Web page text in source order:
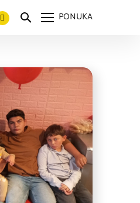
PONUKA